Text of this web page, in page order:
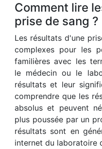
Comment lire
prise de sang ?
Les résultats d'une
complexes pour les
familières avec les
le médecin ou le
résultats et leur
comprendre que les
absolus et peuvent
plus poussée par un
résultats sont en
internet du laboratoire